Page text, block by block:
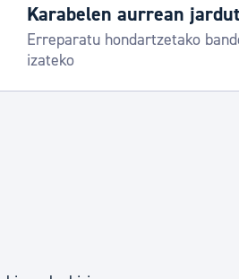
eta gai pertsonalak
Karabelen aurrean
Erreparatu hondartzetako
izateko